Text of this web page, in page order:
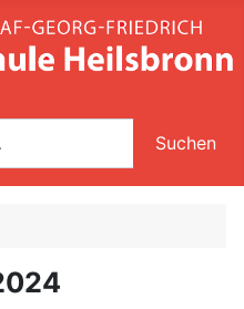
characters for results.
Suchen